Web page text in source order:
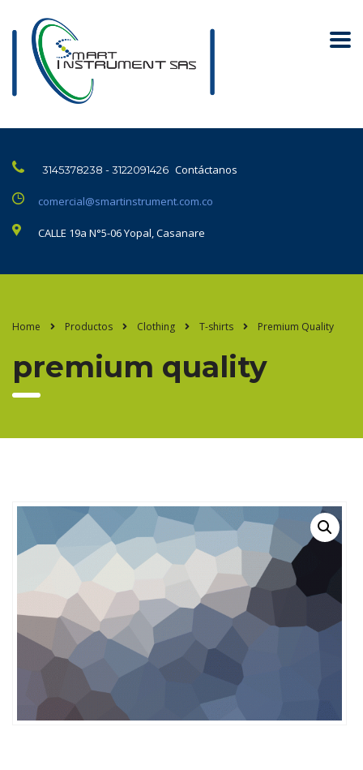
3145378238 - 3122091426 Contáctanos
comercial@smartinstrument.com.co
CALLE 19a N°5-06 Yopal, Casanare
Home Productos Clothing T-shirts Premium Quality
premium quality